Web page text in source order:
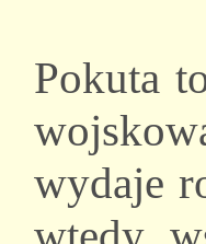
Pokuta
wydaje